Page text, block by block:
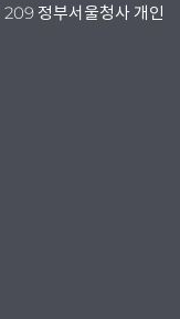
정부서울청사 개인